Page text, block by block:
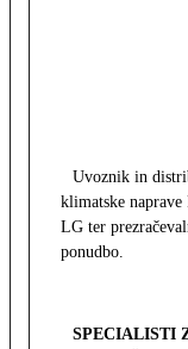
Uvoznik in
klimatske
LG ter
ponudbo.
SPECIALISTI